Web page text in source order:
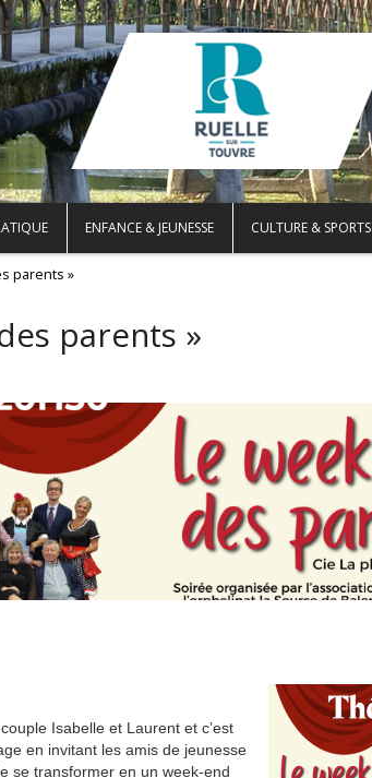
ENFANCE & JEUNESSE CULTURE & SPORTS
parents »
parents »
Isabelle et Laurent et c’est
en invitant les amis de jeunesse
se transformer en un week-end